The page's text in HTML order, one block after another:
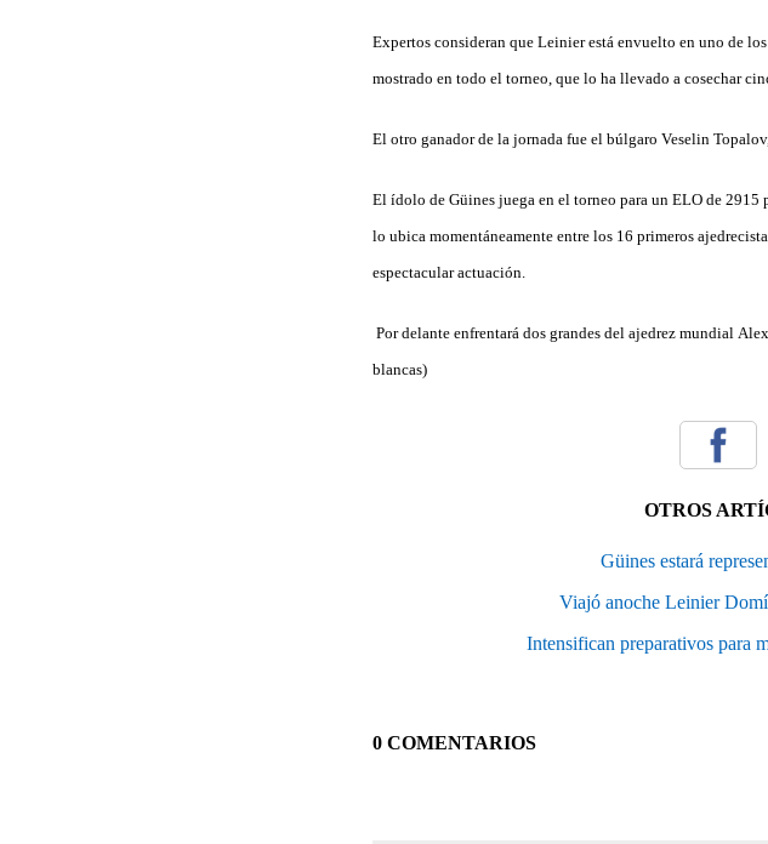
Expertos consideran que Leinier está envuelto en uno de
mostrado en todo el torneo, que lo ha llevado a cosechar
El otro ganador de la jornada fue el búlgaro Veselin
El ídolo de Güines juega en el torneo para un ELO de
lo ubica momentáneamente entre los 16 primeros
espectacular actuación.
Por delante enfrentará dos grandes del ajedrez mundial
blancas)
OTROS
Güines estará
Viajó anoche Leinier
Intensifican preparativos para
0 COMENTARIOS